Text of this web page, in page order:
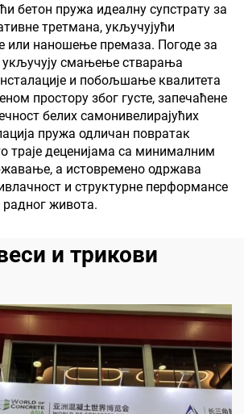
бетон пружа идеалну супстрату за
третмана, укључујући
или наношење премаза. Погоде за
укључују смањење стварања
и побољшање квалитета
простору због густе, запечаћене
белих самонивелирајућих
пружа одличан повратак
траје деценијама са минималним
а истовремено одржава
и структурне перформансе
радног живота.
и трикови